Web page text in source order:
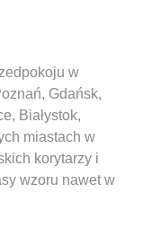
w
Gdańsk,
Białystok,
miastach w
korytarzy i
wzoru nawet w